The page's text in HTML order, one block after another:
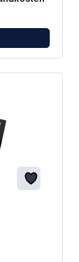
11W
Italiienisch,